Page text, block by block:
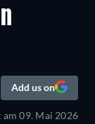
Add us on
am09. Mai 2026